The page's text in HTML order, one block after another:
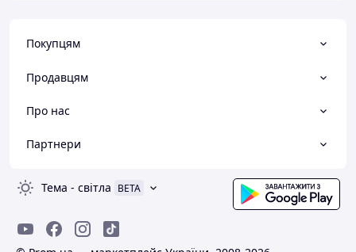
Покупцям
Продавцям
Про нас
Партнери
Тема - світла BETA